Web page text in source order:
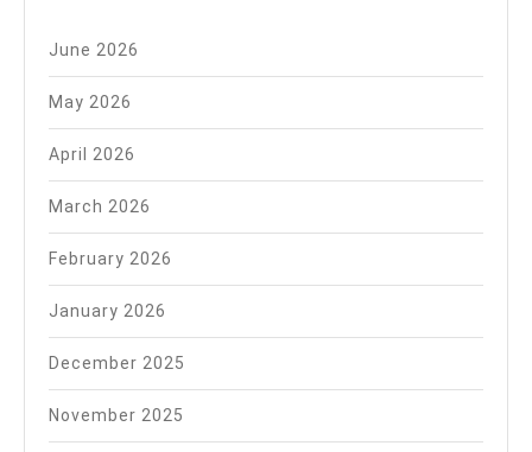
June 2026
May 2026
April 2026
March 2026
February 2026
January 2026
December 2025
November 2025